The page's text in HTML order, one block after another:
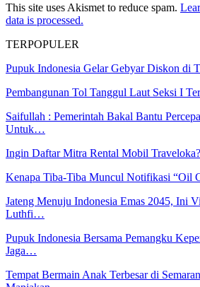
This site uses Akismet to reduce spam.
data is processed.
TERPOPULER
Pupuk Indonesia Gelar Gebyar Diskon di
Pembangunan Tol Tanggul Laut Seksi I
Saifullah : Pemerintah Bakal Bantu
Untuk…
Ingin Daftar Mitra Rental Mobil
Kenapa Tiba-Tiba Muncul Notifikasi “Oil
Jateng Menuju Indonesia Emas 2045, Ini
Luthfi…
Pupuk Indonesia Bersama Pemangku
Jaga…
Tempat Bermain Anak Terbesar di